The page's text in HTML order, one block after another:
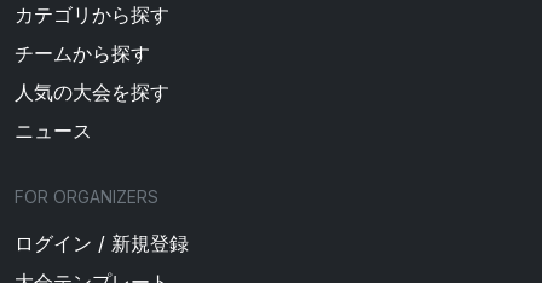
カテゴリから探す
チームから探す
人気の大会を探す
ニュース
FOR ORGANIZERS
ログイン / 新規登録